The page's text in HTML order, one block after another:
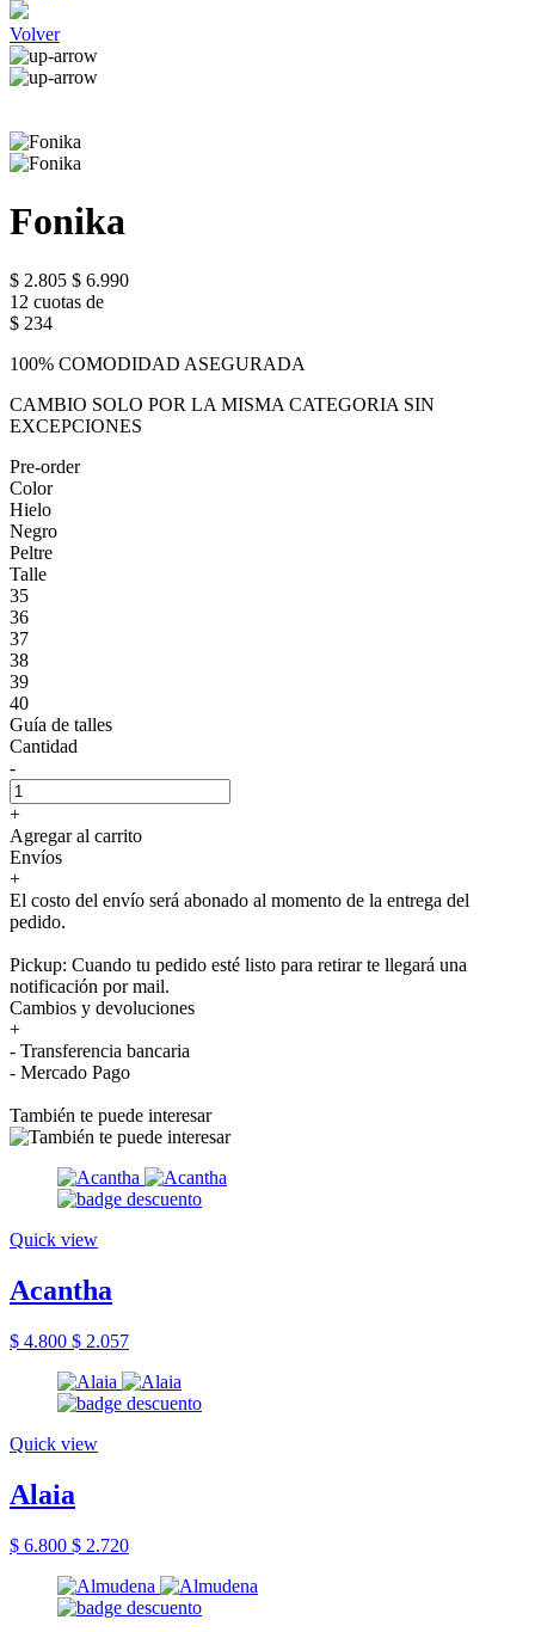
Volver
Fonika
$ 2.805 $ 6.990
12 cuotas de
$ 234
100% COMODIDAD ASEGURADA
CAMBIO SOLO POR LA MISMA CATEGORIA SIN
EXCEPCIONES
Pre-order
Color
Hielo
Negro
Peltre
Talle
35
36
37
38
39
40
Guía de talles
Cantidad
-
+
Agregar al carrito
Envíos
+
El costo del envío será abonado al momento de la entrega del
pedido.
Pickup: Cuando tu pedido esté listo para retirar te llegará una
notificación por mail.
Cambios y devoluciones
+
- Transferencia bancaria
- Mercado Pago
También te puede interesar
Quick view
Acantha
$ 4.800 $ 2.057
Quick view
Alaia
$ 6.800 $ 2.720